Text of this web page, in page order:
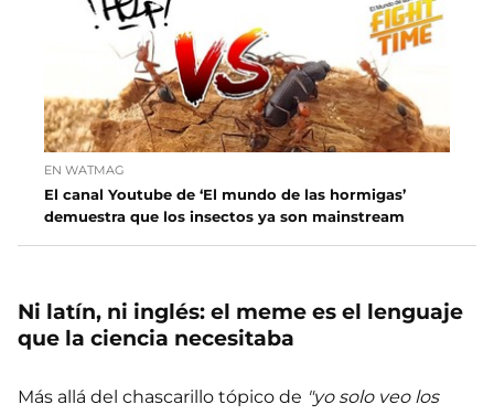
EN WATMAG
El canal Youtube de ‘El mundo de las hormigas’
demuestra que los insectos ya son mainstream
Ni latín, ni inglés: el meme es el lenguaje
que la ciencia necesitaba
Más allá del chascarillo tópico de "yo solo veo los